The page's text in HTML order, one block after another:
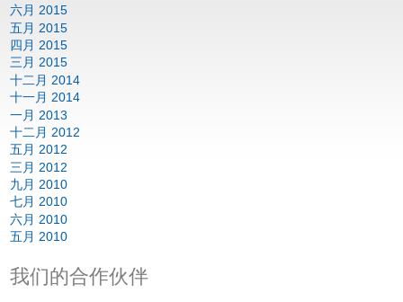
六月 2015
五月 2015
四月 2015
三月 2015
十二月 2014
十一月 2014
一月 2013
十二月 2012
五月 2012
三月 2012
九月 2010
七月 2010
六月 2010
五月 2010
我们的合作伙伴